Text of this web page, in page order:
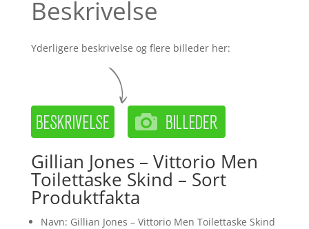
Beskrivelse
Yderligere beskrivelse og flere billeder her:
Gillian Jones – Vittorio Men
Toilettaske Skind – Sort
Produktfakta
Navn: Gillian Jones – Vittorio Men Toilettaske Skind